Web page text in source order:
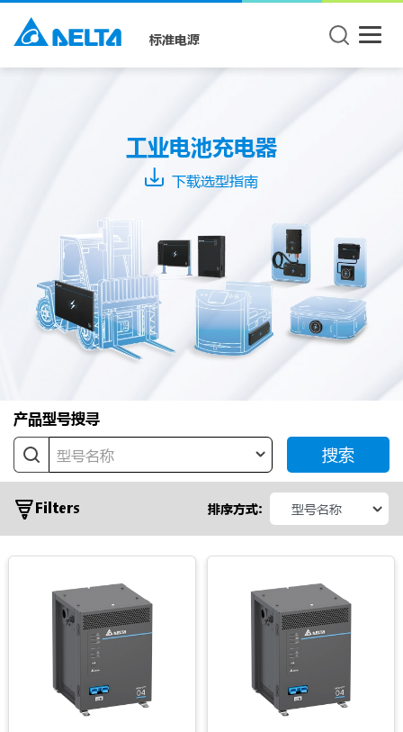
标准电源
工业电池充电器
下载选型指南
产品型号搜寻
型号名称
搜索
Filters 排序方式:
Charging
System
Conductive
Charging
System
Series
MOOVbase
04
MOOVbase
Port
MOOVbase
MOOVbase
09
MOOVbase